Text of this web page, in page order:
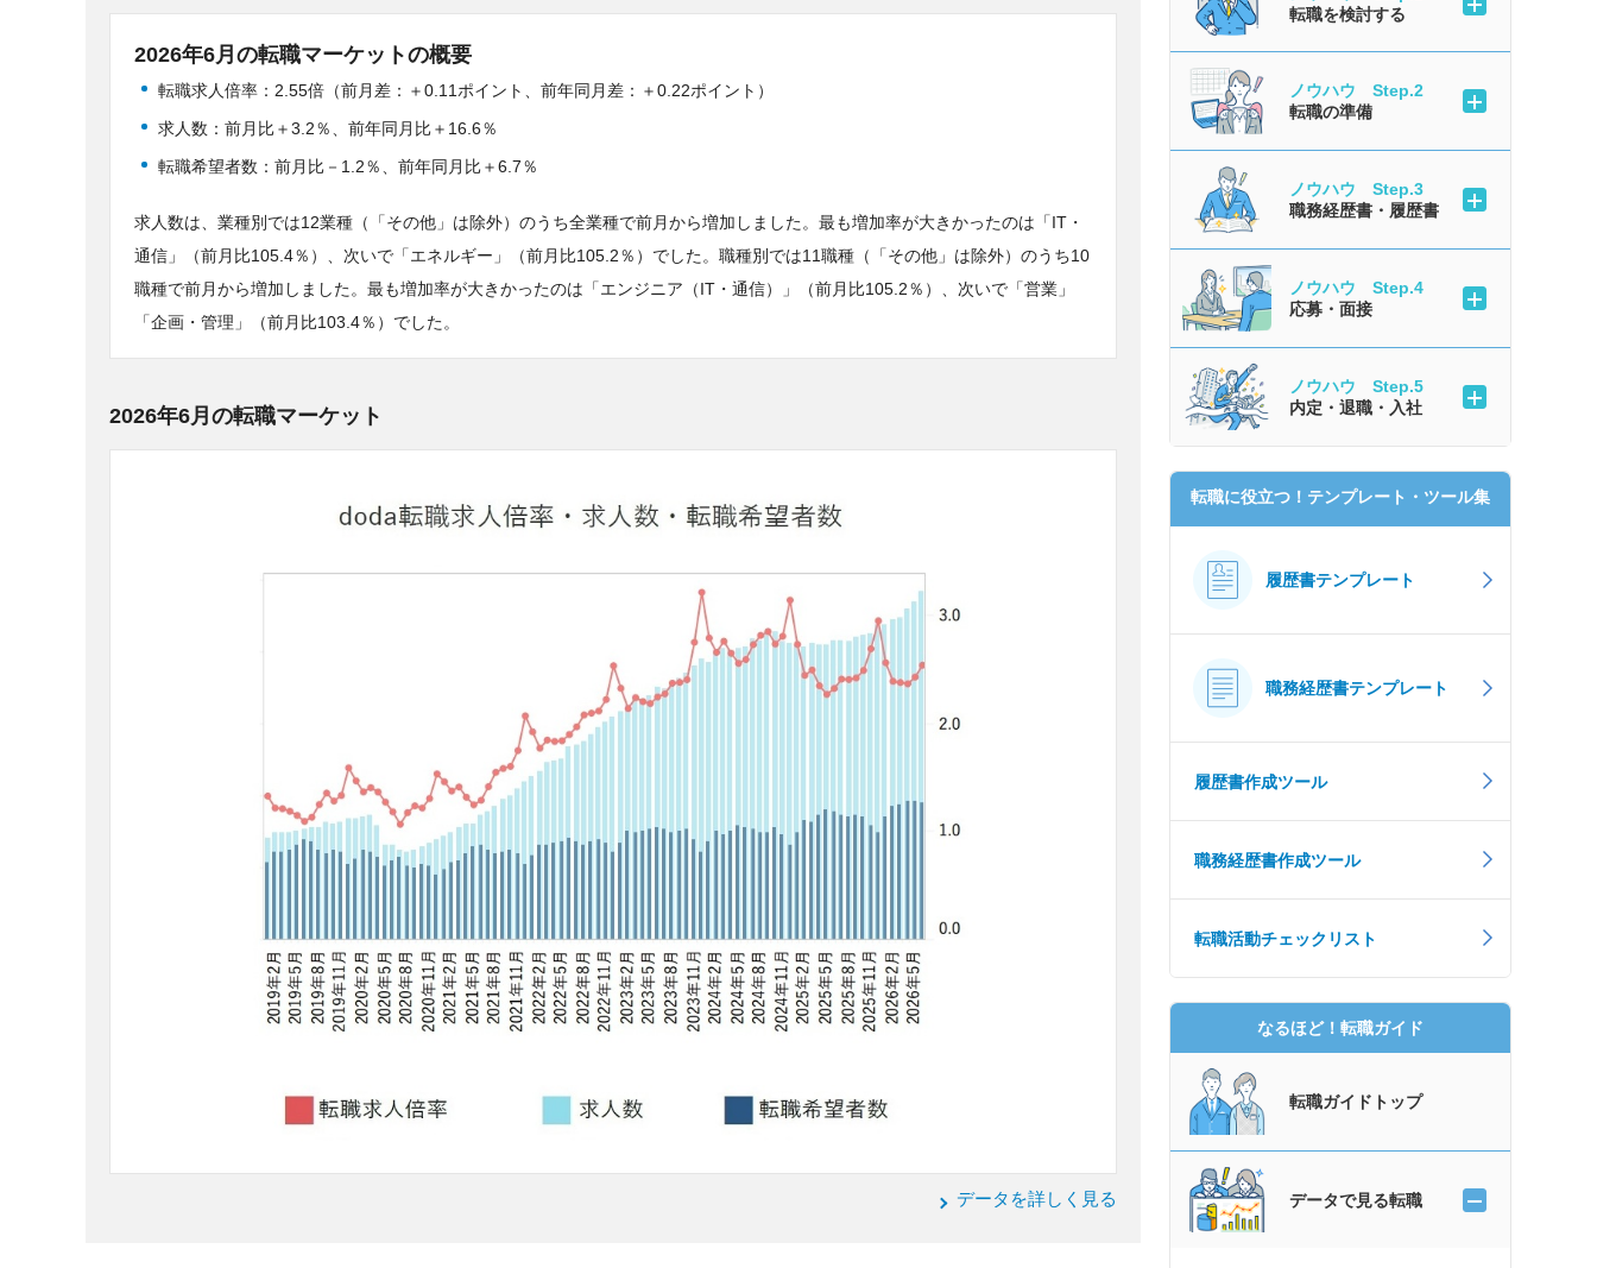
2026年6月の転職マーケットの概要
転職求人倍率：2.55倍（前月差：＋0.11ポイント、前年同月差：＋0.22ポイント）
求人数：前月比＋3.2％、前年同月比＋16.6％
転職希望者数：前月比－1.2％、前年同月比＋6.7％
求人数は、業種別では12業種（「その他」は除外）のうち全業種で前月から増加しました。最も増加率が大きかったのは「IT・
通信」（前月比105.4％）、次いで「エネルギー」（前月比105.2％）でした。職種別では11職種（「その他」は除外）のうち10
職種で前月から増加しました。最も増加率が大きかったのは「エンジニア（IT・通信）」（前月比105.2％）、次いで「営業」
「企画・管理」（前月比103.4％）でした。
2026年6月の転職マーケット
データを詳しく見る
転職を検討する
ノウハウ Step.2
転職の準備
ノウハウ Step.3
職務経歴書・履歴書
ノウハウ Step.4
応募・面接
ノウハウ Step.5
内定・退職・入社
転職に役立つ！テンプレート・ツール集
履歴書テンプレート
職務経歴書テンプレート
履歴書作成ツール
職務経歴書作成ツール
転職活動チェックリスト
なるほど！転職ガイド
転職ガイドトップ
データで見る転職